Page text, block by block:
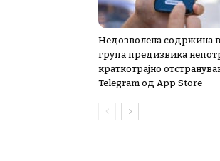
Недозволена содржина
група предизвика
краткотрајно
Telegram од App Store